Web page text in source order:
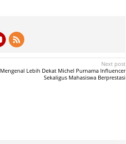
Next post
Mengenal Lebih Dekat Michel Purnama Influencer
Sekaligus Mahasiswa Berprestasi